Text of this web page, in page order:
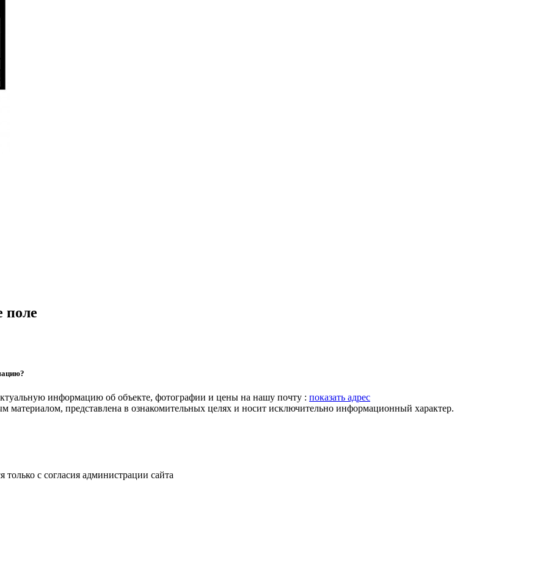
поле
информацию об объекте, фотографии и цены на нашу почту : показать адрес
представлена в ознакомительных целях и носит исключительно информационный характер.
с согласия администрации сайта